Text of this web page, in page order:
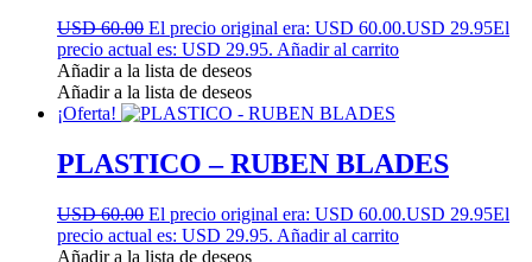
USD 60.00 El precio original era: USD 60.00.USD 29.95El
precio actual es: USD 29.95. Añadir al carrito
Añadir a la lista de deseos
Añadir a la lista de deseos
¡Oferta!
PLASTICO – RUBEN BLADES
USD 60.00 El precio original era: USD 60.00.USD 29.95El
precio actual es: USD 29.95. Añadir al carrito
Añadir a la lista de deseos